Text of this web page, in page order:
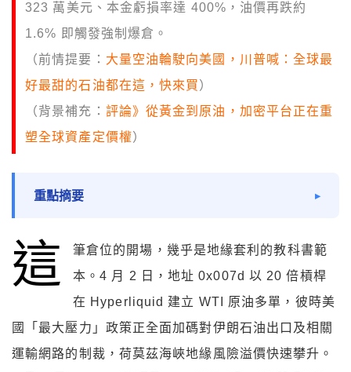
323 萬美元、本金虧損率達 400%，油價再跌約
1.6% 即觸發強制爆倉。
（前情提要： 大量空油輪駛向美國，川普喊：全球最
好最甜的石油都在這，快來買）
（背景補充： 評論》從黃金到原油，加密平台正在重
塑全球資產定價權）
重點摘要
這
筆倉位的開場，幾乎是地緣套利的教科書範
本。4 月 2 日，地址 0x007d 以 20 倍槓桿
在 Hyperliquid 建立 WTI 原油多單，彼時美
國「最大壓力」政策正全面加碼對伊朗石油出口及相關
運輸網路的制裁，荷莫茲海峽地緣風險溢價快速攀升。